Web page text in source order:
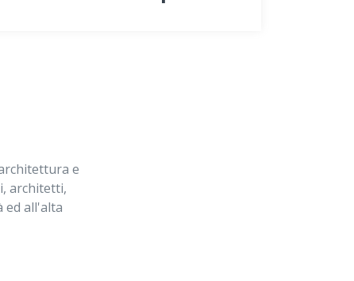
e
architetti,
ed all'alta